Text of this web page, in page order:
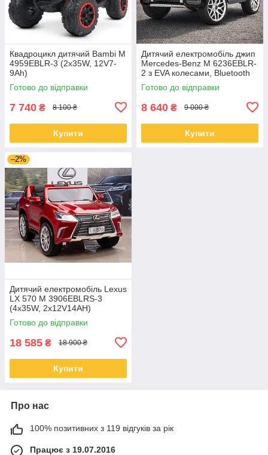
Квадроцикл дитячий Bambi M
4959EBLR-3 (2х35W, 12V7-
9Ah)
Готово до відправки
7 740 ₴ 8 100 ₴
Купити
Дитячий електромобіль джип
Mercedes-Benz M 6236EBLR-
2 з EVA колесами, Bluetooth
та музикою
Готово до відправки
8 640 ₴ 9 000 ₴
Купити
–2%
Дитячий електромобіль Lexus
LX 570 M 3906EBLRS-3
(4x35W, 2x12V14AH)
Готово до відправки
18 585 ₴ 18 900 ₴
Купити
Про нас
100% позитивних з 119 відгуків за рік
Працює з 19.07.2016